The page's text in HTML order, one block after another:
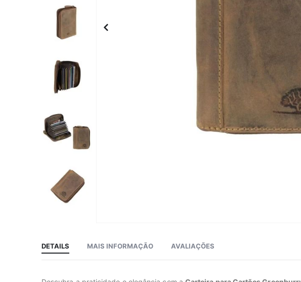
início
da
Galeria
de
DETAILS MAIS INFORMAÇÃO AVALIAÇÕES